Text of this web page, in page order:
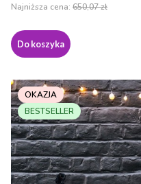
Najniższa cena: 650,07 zł
Do koszyka
OKAZJA
BESTSELLER